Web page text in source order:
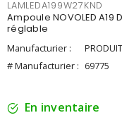
LAMLEDA199W27KND
Ampoule NOVOLED A19
réglable
Manufacturier :
# Manufacturier : 69775
En inventaire